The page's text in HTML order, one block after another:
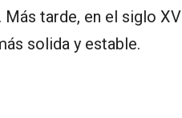
tarde, en el siglo XV
solida y estable.